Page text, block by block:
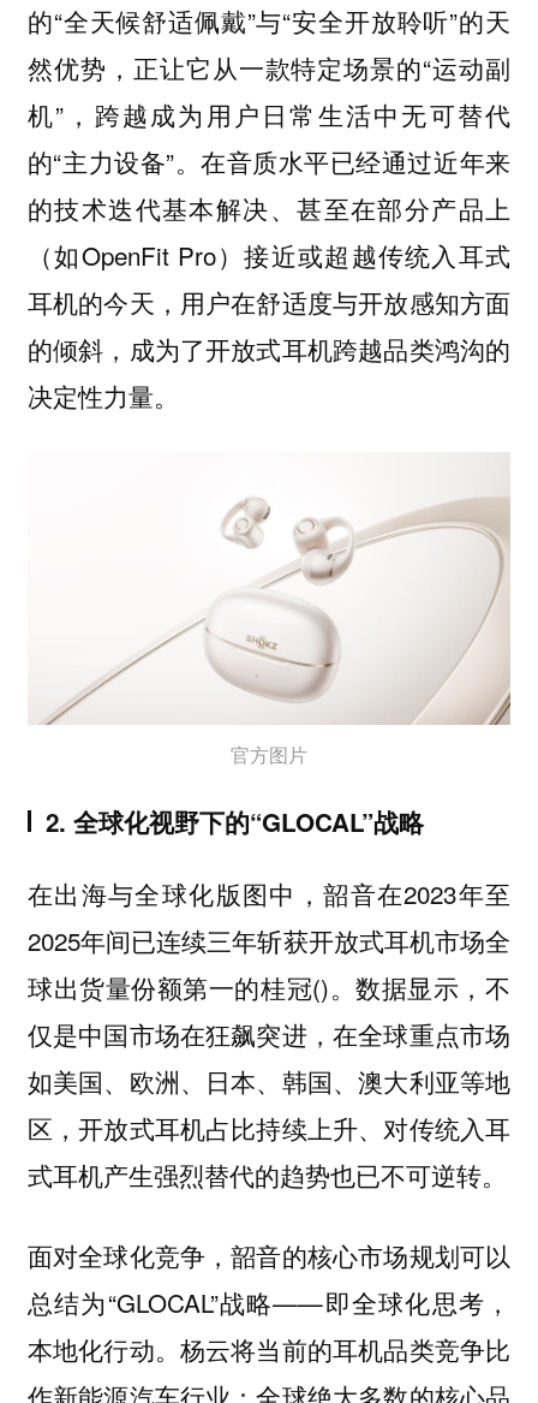
的“全天候舒适佩戴”与“安全开放聆听”的天
然优势，正让它从一款特定场景的“运动副
机”，跨越成为用户日常生活中无可替代
的“主力设备”。在音质水平已经通过近年来
的技术迭代基本解决、甚至在部分产品上
（如OpenFit Pro）接近或超越传统入耳式
耳机的今天，用户在舒适度与开放感知方面
的倾斜，成为了开放式耳机跨越品类鸿沟的
决定性力量。
官方图片
2. 全球化视野下的“GLOCAL”战略
在出海与全球化版图中，韶音在2023年至
2025年间已连续三年斩获开放式耳机市场全
球出货量份额第一的桂冠()。数据显示，不
仅是中国市场在狂飙突进，在全球重点市场
如美国、欧洲、日本、韩国、澳大利亚等地
区，开放式耳机占比持续上升、对传统入耳
式耳机产生强烈替代的趋势也已不可逆转。
面对全球化竞争，韶音的核心市场规划可以
总结为“GLOCAL”战略——即全球化思考，
本地化行动。杨云将当前的耳机品类竞争比
作新能源汽车行业：全球绝大多数的核心品